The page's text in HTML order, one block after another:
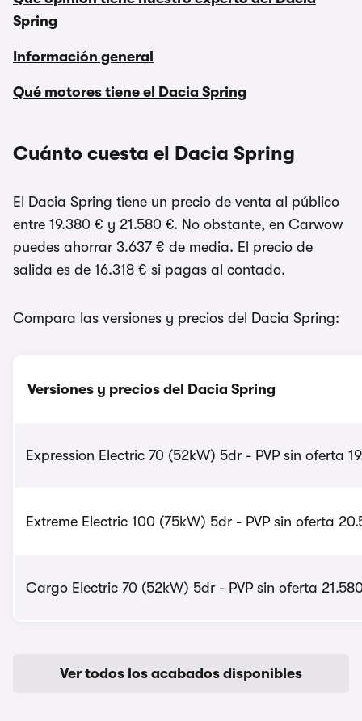
Spring
Información general
Qué motores tiene el Dacia Spring
Cuánto cuesta el Dacia Spring
El Dacia Spring tiene un precio de venta al público
entre 19.380 € y 21.580 €. No obstante, en Carwow
puedes ahorrar 3.637 € de media. El precio de
salida es de 16.318 € si pagas al contado.
Compara las versiones y precios del Dacia Spring:
Versiones y precios del Dacia Spring
Expression Electric 70 (52kW) 5dr - PVP sin oferta
Extreme Electric 100 (75kW) 5dr - PVP sin oferta
Cargo Electric 70 (52kW) 5dr - PVP sin oferta
Ver todos los acabados disponibles